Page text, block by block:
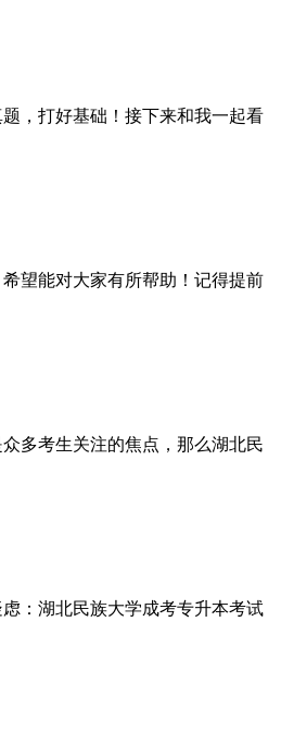
，打好基础！接下来和我一起看
望能对大家有所帮助！记得提前
多考生关注的焦点，那么湖北民
：湖北民族大学成考专升本考试